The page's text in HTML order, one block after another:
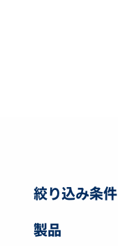
絞り込み条件
製品